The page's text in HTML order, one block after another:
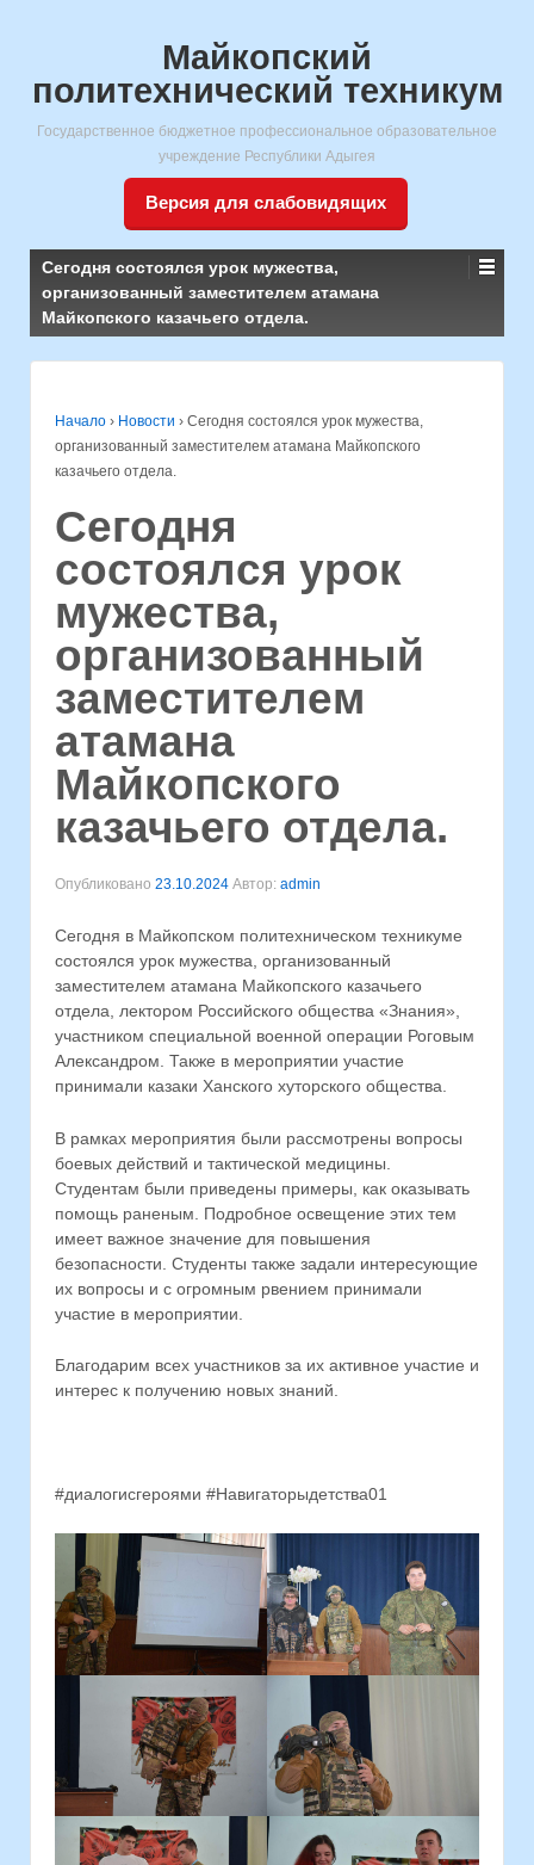
Майкопский
политехнический техникум
Государственное бюджетное профессиональное образовательное
учреждение Республики Адыгея
Версия для слабовидящих
Сегодня состоялся урок мужества,
организованный заместителем атамана
Майкопского казачьего отдела.
Начало › Новости › Сегодня состоялся урок мужества,
организованный заместителем атамана Майкопского
казачьего отдела.
Сегодня
состоялся урок
мужества,
организованный
заместителем
атамана
Майкопского
казачьего отдела.
Опубликовано 23.10.2024 Автор: admin
Сегодня в Майкопском политехническом техникуме
состоялся урок мужества, организованный
заместителем атамана Майкопского казачьего
отдела, лектором Российского общества «Знания»,
участником специальной военной операции Роговым
Александром. Также в мероприятии участие
принимали казаки Ханского хуторского общества.
В рамках мероприятия были рассмотрены вопросы
боевых действий и тактической медицины.
Студентам были приведены примеры, как оказывать
помощь раненым. Подробное освещение этих тем
имеет важное значение для повышения
безопасности. Студенты также задали интересующие
их вопросы и с огромным рвением принимали
участие в мероприятии.
Благодарим всех участников за их активное участие и
интерес к получению новых знаний.
#диалогисгероями #Навигаторыдетства01